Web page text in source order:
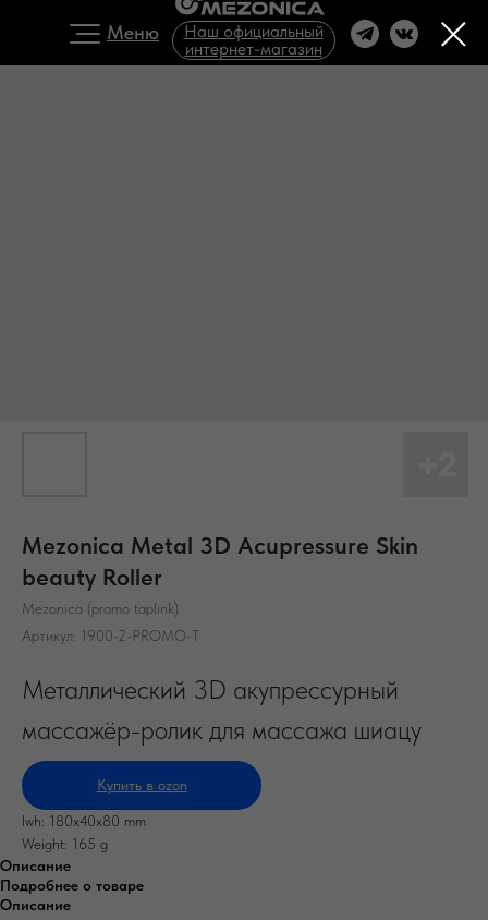
Меню
Наш официальный
интернет-магазин
Mezonica Metal 3D Acupressure Skin
beauty Roller
Mezonica (promo taplink)
Артикул: 1900-2-PROMO-T
Металлический 3D акупрессурный
массажёр-ролик для массажа шиацу
Купить в ozon
lwh: 180x40x80 mm
Weight: 165 g
Описание
Подробнее о товаре
Описание